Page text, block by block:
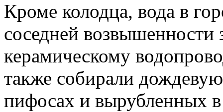
Кроме колодца, вода в
соседней возвышенности
керамическому
также собирали
пифосах и вырубленных